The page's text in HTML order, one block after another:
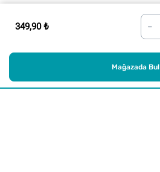
349,90 ₺ –
Mağazada Bul